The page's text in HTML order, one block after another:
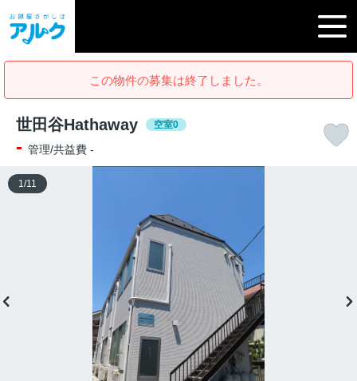
この物件の募集は終了しました。
世田谷Hathaway 空室0
- 管理/共益費 -
1 /11